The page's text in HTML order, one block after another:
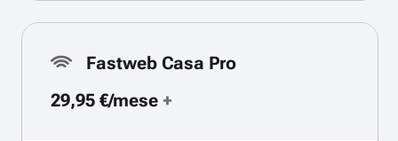
Fastweb Casa Pro
29,95 €/mese +